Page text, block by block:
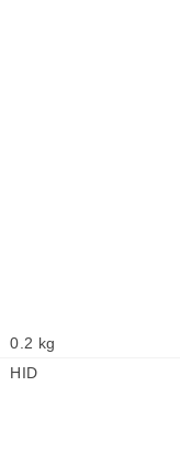
0.2 kg
HID